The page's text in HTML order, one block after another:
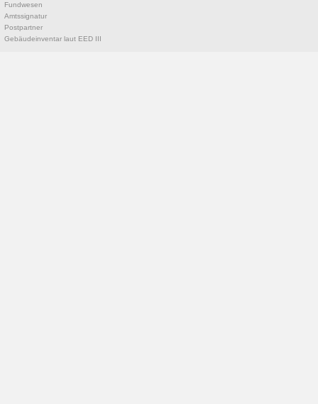
Fundwesen
Amtssignatur
Postpartner
Gebäudeinventar laut EED III